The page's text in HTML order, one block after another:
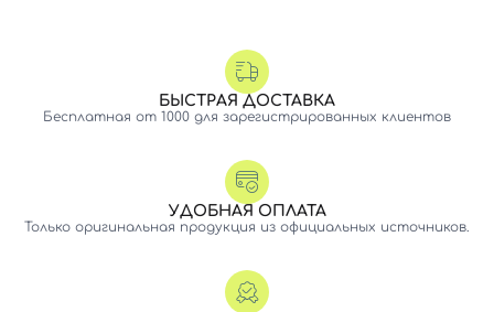
БЫСТРАЯ ДОСТАВКА
Бесплатная от 1000 для зарегистрированных клиентов
УДОБНАЯ ОПЛАТА
Только оригинальная продукция из официальных источников.